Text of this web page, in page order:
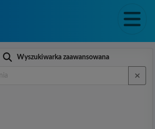
Wyszukiwarka zaawansowana